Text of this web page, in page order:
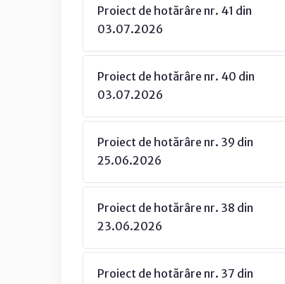
Proiect de hotărâre nr. 41 din
03.07.2026
Proiect de hotărâre nr. 40 din
03.07.2026
Proiect de hotărâre nr. 39 din
25.06.2026
Proiect de hotărâre nr. 38 din
23.06.2026
Proiect de hotărâre nr. 37 din